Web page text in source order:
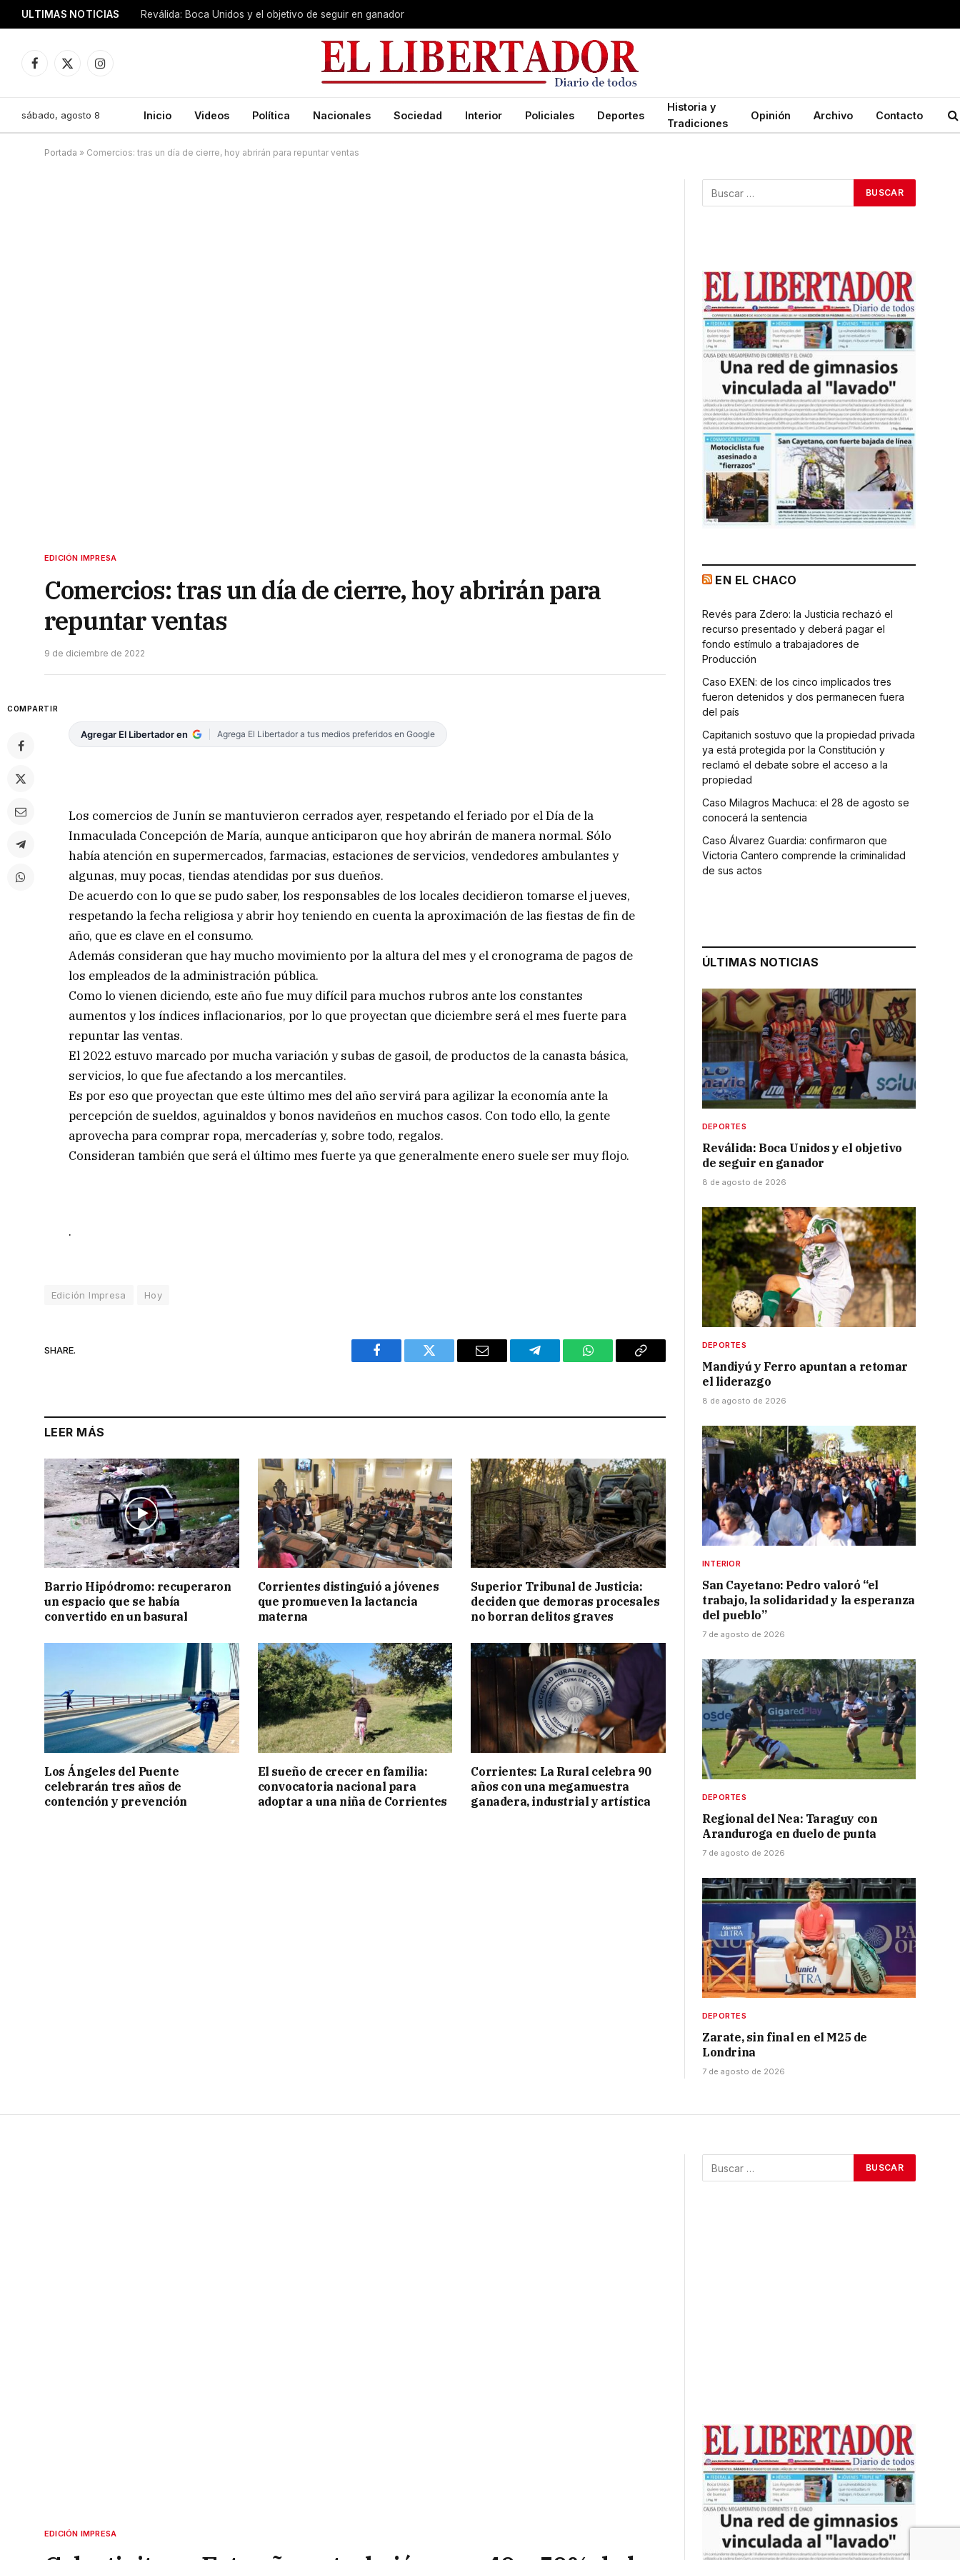
ULTIMAS NOTICIAS Reválida: Boca Unidos y el objetivo de seguir en ganador
Facebook
X
Instagram
sábado, agosto 8 Inicio Videos Política Nacionales Sociedad Interior Policiales Deportes
Historia y
Tradiciones
Opinión Archivo Contacto
Portada » Comercios: tras un día de cierre, hoy abrirán para repuntar ventas
EDICIÓN IMPRESA
Comercios: tras un día de cierre, hoy abrirán para
repuntar ventas
9 de diciembre de 2022
COMPARTIR
Agregar El Libertador en Agrega El Libertador a tus medios preferidos en Google
Los comercios de Junín se mantuvieron cerrados ayer, respetando el feriado por el Día de la
Inmaculada Concepción de María, aunque anticiparon que hoy abrirán de manera normal. Sólo
había atención en supermercados, farmacias, estaciones de servicios, vendedores ambulantes y
algunas, muy pocas, tiendas atendidas por sus dueños.
De acuerdo con lo que se pudo saber, los responsables de los locales decidieron tomarse el jueves,
respetando la fecha religiosa y abrir hoy teniendo en cuenta la aproximación de las fiestas de fin de
año, que es clave en el consumo.
Además consideran que hay mucho movimiento por la altura del mes y el cronograma de pagos de
los empleados de la administración pública.
Como lo vienen diciendo, este año fue muy difícil para muchos rubros ante los constantes
aumentos y los índices inflacionarios, por lo que proyectan que diciembre será el mes fuerte para
repuntar las ventas.
El 2022 estuvo marcado por mucha variación y subas de gasoil, de productos de la canasta básica,
servicios, lo que fue afectando a los mercantiles.
Es por eso que proyectan que este último mes del año servirá para agilizar la economía ante la
percepción de sueldos, aguinaldos y bonos navideños en muchos casos. Con todo ello, la gente
aprovecha para comprar ropa, mercaderías y, sobre todo, regalos.
Consideran también que será el último mes fuerte ya que generalmente enero suele ser muy flojo.
.
Edición Impresa Hoy
SHARE.
Facebook Twitter Email Telegram WhatsAppCopy
LEER MÁS
Barrio Hipódromo: recuperaron
un espacio que se había
convertido en un basural
Corrientes distinguió a jóvenes
que promueven la lactancia
materna
Superior Tribunal de Justicia:
deciden que demoras procesales
no borran delitos graves
Los Ángeles del Puente
celebrarán tres años de
contención y prevención
El sueño de crecer en familia:
convocatoria nacional para
adoptar a una niña de Corrientes
Corrientes: La Rural celebra 90
años con una megamuestra
ganadera, industrial y artística
EN EL CHACO
Revés para Zdero: la Justicia rechazó el
recurso presentado y deberá pagar el
fondo estímulo a trabajadores de
Producción
Caso EXEN: de los cinco implicados tres
fueron detenidos y dos permanecen fuera
del país
Capitanich sostuvo que la propiedad privada
ya está protegida por la Constitución y
reclamó el debate sobre el acceso a la
propiedad
Caso Milagros Machuca: el 28 de agosto se
conocerá la sentencia
Caso Álvarez Guardia: confirmaron que
Victoria Cantero comprende la criminalidad
de sus actos
ÚLTIMAS NOTICIAS
DEPORTES
Reválida: Boca Unidos y el objetivo
de seguir en ganador
8 de agosto de 2026
DEPORTES
Mandiyú y Ferro apuntan a retomar
el liderazgo
8 de agosto de 2026
INTERIOR
San Cayetano: Pedro valoró “el
trabajo, la solidaridad y la esperanza
del pueblo”
7 de agosto de 2026
DEPORTES
Regional del Nea: Taraguy con
Aranduroga en duelo de punta
7 de agosto de 2026
DEPORTES
Zarate, sin final en el M25 de
Londrina
7 de agosto de 2026
EDICIÓN IMPRESA